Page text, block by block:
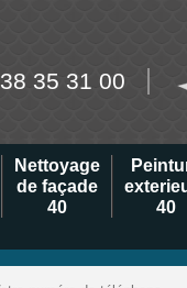
35 31 00
Nettoyage
de façade
40
40